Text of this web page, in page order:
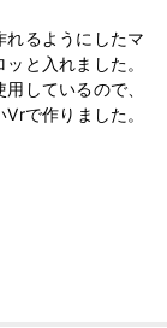
れるようにしたマ
と入れました。
しているので、
で作りました。